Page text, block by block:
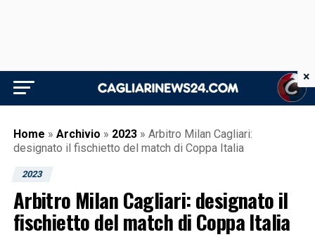
Home » Archivio » 2023 » Arbitro Milan Cagliari:
designato il fischietto del match di Coppa Italia
2023
Arbitro Milan Cagliari: designato il
fischietto del match di Coppa Italia
×